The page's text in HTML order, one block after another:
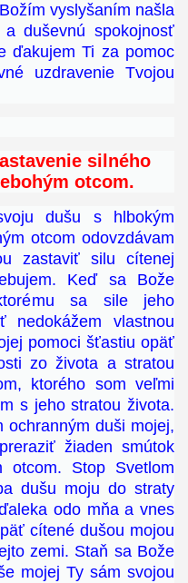
vyslyšaním našla
duševnú spokojnosť
ďakujem Ti za pomoc
uzdravenie Tvojou
silného
otcom.
dušu s hlbokým
otcom odovzdávam
zastaviť silu cítenej
Keď sa Bože
sa sile jeho
nedokážem vlastnou
pomoci šťastiu opäť
zo života a stratou
ktorého som veľmi
s jeho stratou života.
ochranným duši mojej,
žiaden smútok
Stop Svetlom
dušu moju do straty
odo mňa a vnes
cítené dušou mojou
zemi. Staň sa Bože
mojej Ty sám svojou